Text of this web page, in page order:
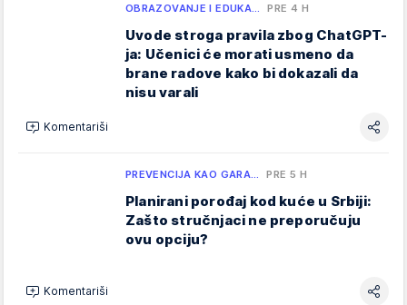
OBRAZOVANJE I EDUKA… PRE 4 H
Uvode stroga pravila zbog ChatGPT-
ja: Učenici će morati usmeno da
brane radove kako bi dokazali da
nisu varali
Komentariši
PREVENCIJA KAO GARA… PRE 5 H
Planirani porođaj kod kuće u Srbiji:
Zašto stručnjaci ne preporučuju
ovu opciju?
Komentariši